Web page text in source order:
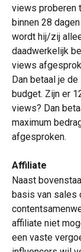
views proberen
binnen 28
wordt hij/zij
daadwerkelijk
views
Dan betaal je
budget. Zijn er
views? Dan
maximum
afgesproken.
Affiliate
Naast
basis van sales
affiliate niet
een vaste